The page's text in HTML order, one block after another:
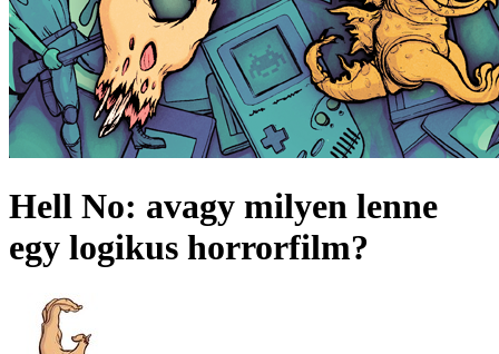
Hell No: avagy milyen lenne
egy logikus horrorfilm?